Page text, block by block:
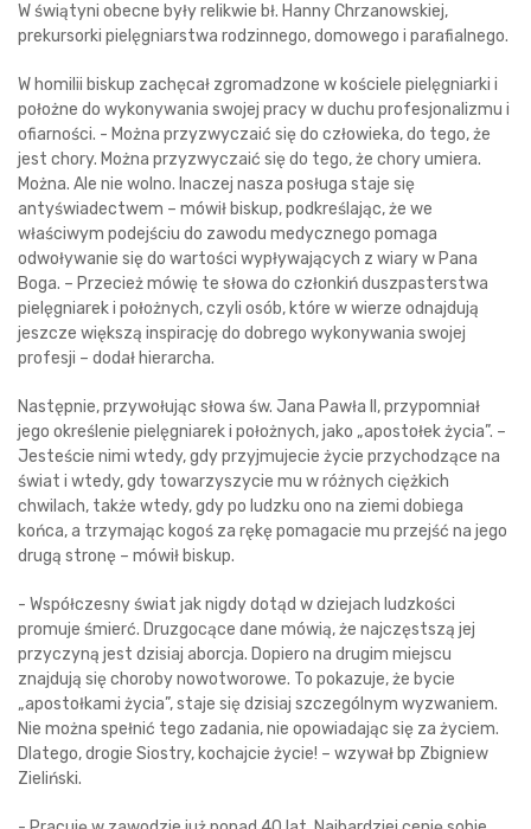
W świątyni obecne były relikwie bł. Hanny Chrzanowskiej,
prekursorki pielęgniarstwa rodzinnego, domowego i parafialnego.
W homilii biskup zachęcał zgromadzone w kościele pielęgniarki i
położne do wykonywania swojej pracy w duchu profesjonalizmu i
ofiarności. - Można przyzwyczaić się do człowieka, do tego, że
jest chory. Można przyzwyczaić się do tego, że chory umiera.
Można. Ale nie wolno. Inaczej nasza posługa staje się
antyświadectwem – mówił biskup, podkreślając, że we
właściwym podejściu do zawodu medycznego pomaga
odwoływanie się do wartości wypływających z wiary w Pana
Boga. – Przecież mówię te słowa do członkiń duszpasterstwa
pielęgniarek i położnych, czyli osób, które w wierze odnajdują
jeszcze większą inspirację do dobrego wykonywania swojej
profesji – dodał hierarcha.
Następnie, przywołując słowa św. Jana Pawła II, przypomniał
jego określenie pielęgniarek i położnych, jako „apostołek życia”. –
Jesteście nimi wtedy, gdy przyjmujecie życie przychodzące na
świat i wtedy, gdy towarzyszycie mu w różnych ciężkich
chwilach, także wtedy, gdy po ludzku ono na ziemi dobiega
końca, a trzymając kogoś za rękę pomagacie mu przejść na jego
drugą stronę – mówił biskup.
- Współczesny świat jak nigdy dotąd w dziejach ludzkości
promuje śmierć. Druzgocące dane mówią, że najczęstszą jej
przyczyną jest dzisiaj aborcja. Dopiero na drugim miejscu
znajdują się choroby nowotworowe. To pokazuje, że bycie
„apostołkami życia”, staje się dzisiaj szczególnym wyzwaniem.
Nie można spełnić tego zadania, nie opowiadając się za życiem.
Dlatego, drogie Siostry, kochajcie życie! – wzywał bp Zbigniew
Zieliński.